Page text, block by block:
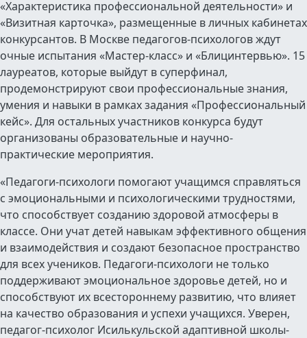
«Характеристика профессиональной деятельности» и
«Визитная карточка», размещенные в личных кабинетах
конкурсантов. В Москве педагогов-психологов ждут
очные испытания «Мастер-класс» и «Блицинтервью». 15
лауреатов, которые выйдут в суперфинал,
продемонстрируют свои профессиональные знания,
умения и навыки в рамках задания «Профессиональный
кейс». Для остальных участников конкурса будут
организованы образовательные и научно-
практические мероприятия.
«Педагоги-психологи помогают учащимся справляться
с эмоциональными и психологическими трудностями,
что способствует созданию здоровой атмосферы в
классе. Они учат детей навыкам эффективного общения
и взаимодействия и создают безопасное пространство
для всех учеников. Педагоги-психологи не только
поддерживают эмоциональное здоровье детей, но и
способствуют их всестороннему развитию, что влияет
на качество образования и успехи учащихся. Уверен,
педагог-психолог Исилькульской адаптивной школы-